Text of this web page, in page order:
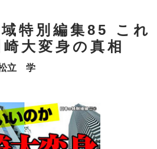
特別編集85 これ
大変身の真相
立 学